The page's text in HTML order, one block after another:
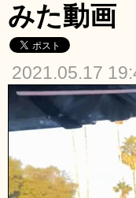
みた動画
2021.05.17